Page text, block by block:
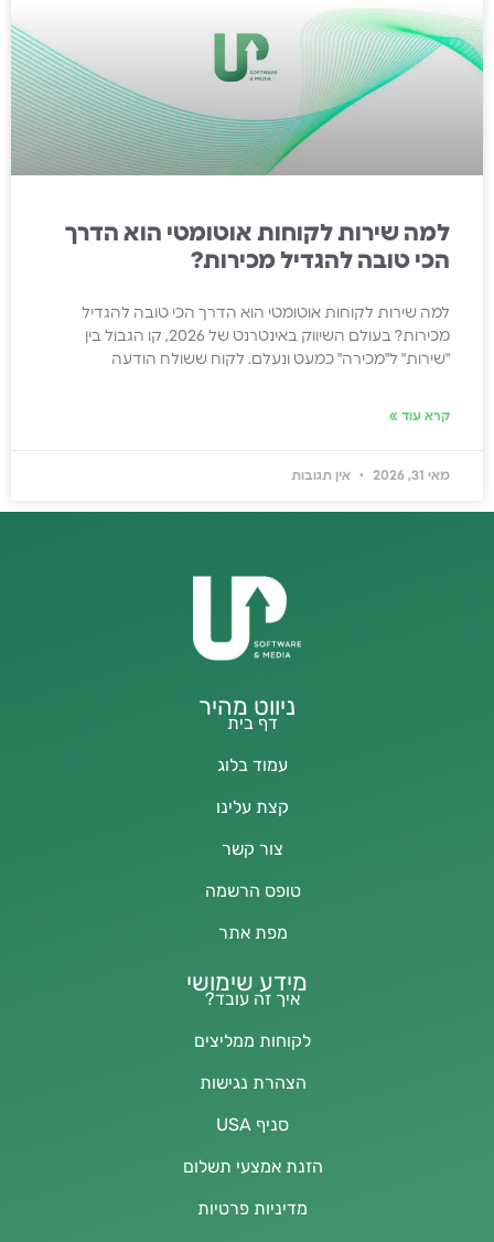
למה שירות לקוחות אוטומטי הוא הדרך
הכי טובה להגדיל מכירות?
למה שירות לקוחות אוטומטי הוא הדרך הכי טובה להגדיל
מכירות? בעולם השיווק באינטרנט של 2026, קו הגבול בין
"שירות" ל"מכירה" כמעט ונעלם. לקוח ששולח הודעה
קרא עוד »
מאי 31, 2026 אין תגובות
ניווט מהיר
דף בית
עמוד בלוג
קצת עלינו
צור קשר
טופס הרשמה
מפת אתר
מידע שימושי
איך זה עובד?
לקוחות ממליצים
הצהרת נגישות
סניף USA
הזנת אמצעי תשלום
מדיניות פרטיות